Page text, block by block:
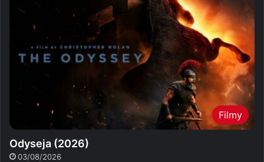
Filmy
Odyseja (2026)
03/08/2026